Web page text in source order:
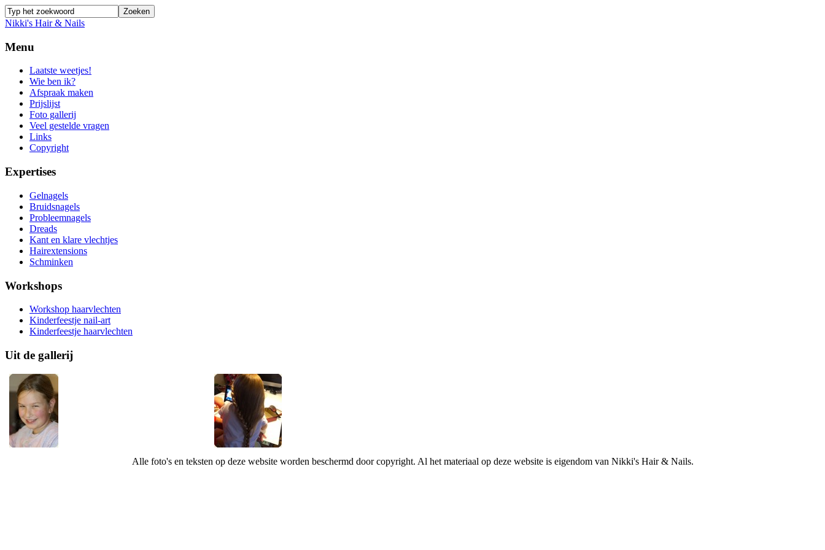
Nikki's Hair & Nails
Menu
Laatste weetjes!
Wie ben ik?
Afspraak maken
Prijslijst
Foto gallerij
Veel gestelde vragen
Links
Copyright
Expertises
Gelnagels
Bruidsnagels
Probleemnagels
Dreads
Kant en klare vlechtjes
Hairextensions
Schminken
Workshops
Workshop haarvlechten
Kinderfeestje nail-art
Kinderfeestje haarvlechten
Uit de gallerij
Alle foto's en teksten op deze website worden beschermd door copyright. Al het materiaal op deze website is eigendom van Nikki's Hair & Nails.